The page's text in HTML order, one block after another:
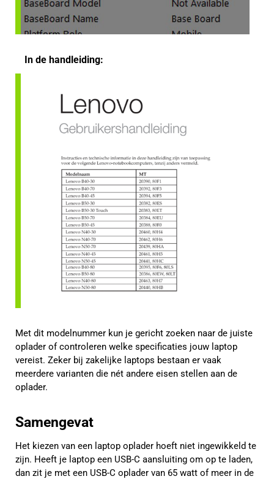
In de handleiding:
Met dit modelnummer kun je gericht zoeken naar de juiste
oplader of controleren welke specificaties jouw laptop
vereist. Zeker bij zakelijke laptops bestaan er vaak
meerdere varianten die nét andere eisen stellen aan de
oplader.
Samengevat
Het kiezen van een laptop oplader hoeft niet ingewikkeld te
zijn. Heeft je laptop een USB-C aansluiting om op te laden,
dan zit je met een USB-C oplader van 65 watt of meer in de